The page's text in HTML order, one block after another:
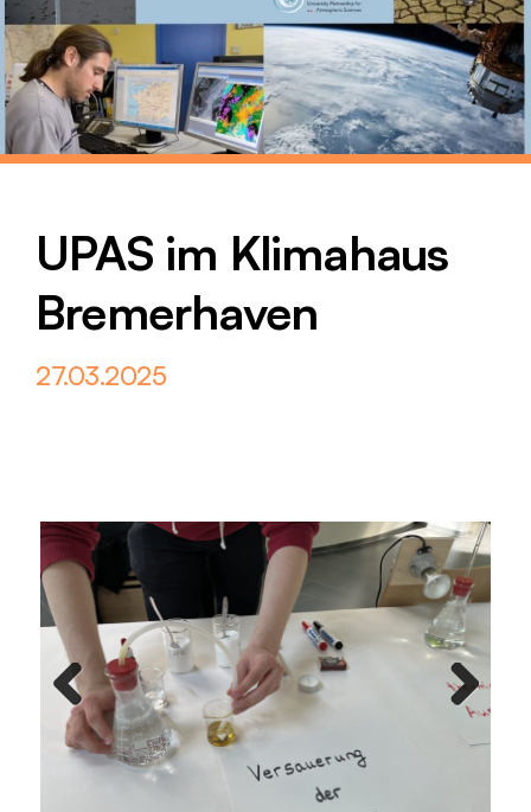
UPAS im Klimahaus
Bremerhaven
27.03.2025
Prev
ious
Next